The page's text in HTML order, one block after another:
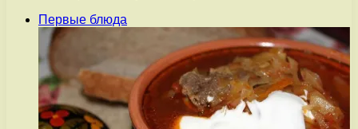
Первые блюда